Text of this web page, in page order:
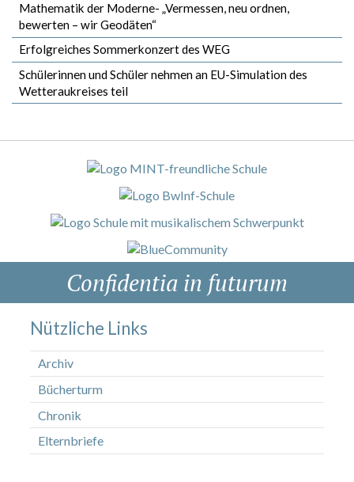
Mathematik der Moderne- „Vermessen, neu ordnen,
bewerten – wir Geodäten“
Erfolgreiches Sommerkonzert des WEG
Schülerinnen und Schüler nehmen an EU-Simulation des
Wetteraukreises teil
Confidentia in futurum
Nützliche Links
Archiv
Bücherturm
Chronik
Elternbriefe